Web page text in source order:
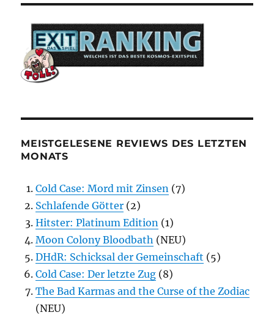
MEISTGELESENE REVIEWS DES LETZTEN
MONATS
Cold Case: Mord mit Zinsen (7)
Schlafende Götter (2)
Hitster: Platinum Edition (1)
Moon Colony Bloodbath (NEU)
DHdR: Schicksal der Gemeinschaft (5)
Cold Case: Der letzte Zug (8)
The Bad Karmas and the Curse of the Zodiac
(NEU)